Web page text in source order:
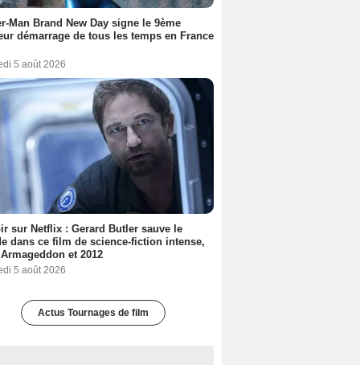
Man Brand New Day signe le 9ème
démarrage de tous les temps en France
5 août 2026
sur Netflix : Gerard Butler sauve le
dans ce film de science-fiction intense,
et 2012
5 août 2026
Actus Tournages de film